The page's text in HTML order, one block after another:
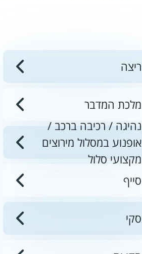
ריצה
מלכת המדבר
נהיגה / רכיבה ברכב /
אופנוע במסלול מירוצים
מקצועי סלול
סייף
סקי